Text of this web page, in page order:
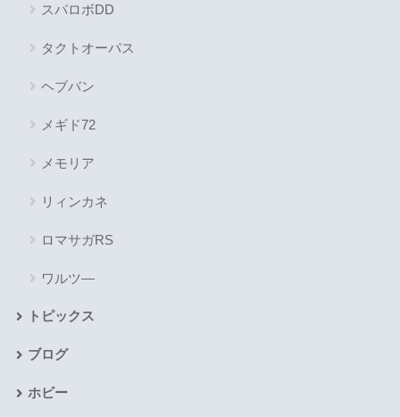
スパロボDD
タクトオーパス
ヘブバン
メギド72
メモリア
リィンカネ
ロマサガRS
ワルツ―
トピックス
ブログ
ホビー